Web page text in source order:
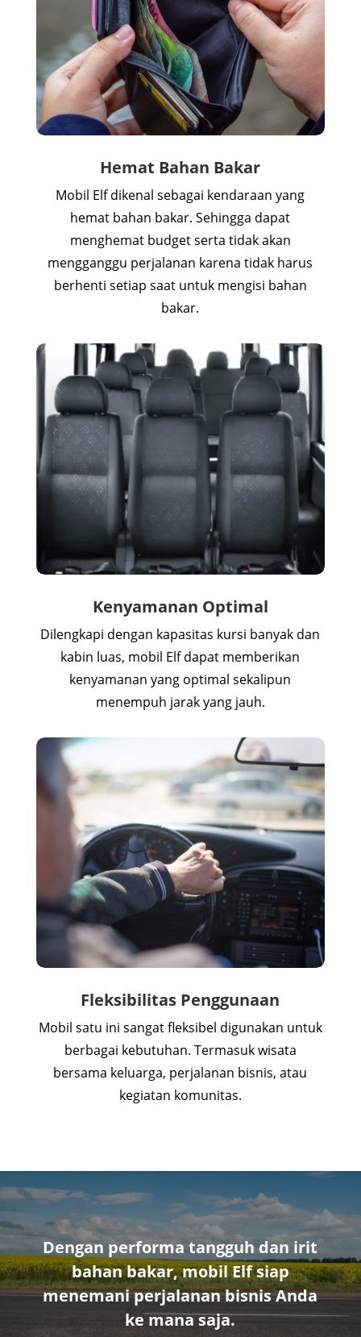
Hemat Bahan Bakar
Mobil Elf dikenal sebagai kendaraan yang
hemat bahan bakar. Sehingga dapat
menghemat budget serta tidak akan
mengganggu perjalanan karena tidak harus
berhenti setiap saat untuk mengisi bahan
bakar.
Kenyamanan Optimal
Dilengkapi dengan kapasitas kursi banyak dan
kabin luas, mobil Elf dapat memberikan
kenyamanan yang optimal sekalipun
menempuh jarak yang jauh.
Fleksibilitas Penggunaan
Mobil satu ini sangat fleksibel digunakan untuk
berbagai kebutuhan. Termasuk wisata
bersama keluarga, perjalanan bisnis, atau
kegiatan komunitas.
Dengan performa tangguh dan irit
bahan bakar, mobil Elf siap
menemani perjalanan bisnis Anda
ke mana saja.